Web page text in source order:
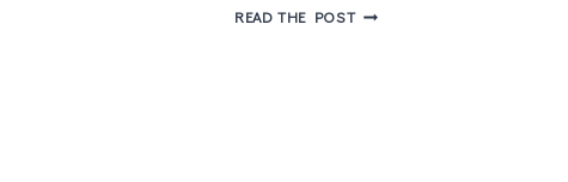
READ THE POSTA